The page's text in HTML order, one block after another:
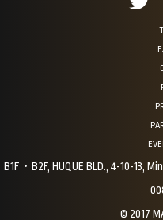
B1F・B2F, HUQUE BLD., 4-10-13,
© 2017